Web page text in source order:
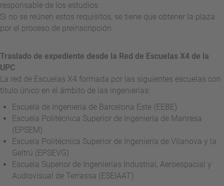
responsable de los estudios.
Si no se reúnen estos requisitos, se tiene que obtener la plaza
por el proceso de preinscripción.
Traslado de expediente desde la Red de Escuelas X4 de la
UPC
La red de Escuelas X4 formada por las siguientes escuelas con
título único en el ámbito de las ingenierías:
Escuela de Ingeniería de Barcelona Este (EEBE)
Escuela Politécnica Superior de Ingeniería de Manresa
(EPSEM)
Escuela Politécnica Superior de Ingeniería de Vilanova y la
Geltrú (EPSEVG)
Escuela Superior de Ingenierías Industrial, Aeroespacial y
Audiovisual de Terrassa (ESEIAAT)